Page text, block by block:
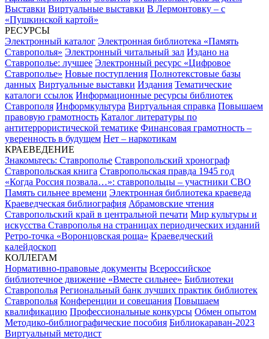
Выставки Виртуальные выставки В Лермонтовку – с
«Пушкинской картой»
РЕСУРСЫ
Электронный каталог Электронная библиотека «Память
Ставрополья» Электронный читальный зал Издано на
Ставрополье: лучшее Электронный ресурс «Цифровое
Ставрополье» Новые поступления Полнотекстовые базы
данных Виртуальные выставки Издания Тематические
каталоги ссылок Информационные ресурсы библиотек
Ставрополя Информкультура Виртуальная справка Повышаем
правовую грамотность Каталог литературы по
антитеррористической тематике Финансовая грамотность –
уверенность в будущем Нет – наркотикам
КРАЕВЕДЕНИЕ
Знакомьтесь: Ставрополье Ставропольский хронограф
Ставропольская книга Ставропольская правда 1945 год
«Когда Россия позвала…»: ставропольцы – участники СВО
Память сильнее времени Электронная библиотека краеведа
Краеведческая библиография Абрамовские чтения
Ставропольский край в центральной печати Мир культуры и
искусства Ставрополья на страницах периодических изданий
Ретро-точка «Воронцовская роща» Краеведческий
калейдоскоп
КОЛЛЕГАМ
Нормативно-правовые документы Всероссийское
библиотечное движение «Вместе сильнее» Библиотеки
Ставрополья Региональный банк лучших практик библиотек
Ставрополья Конференции и совещания Повышаем
квалификацию Профессиональные конкурсы Обмен опытом
Методико-библиографические пособия Библиокараван-2023
Виртуальный методист